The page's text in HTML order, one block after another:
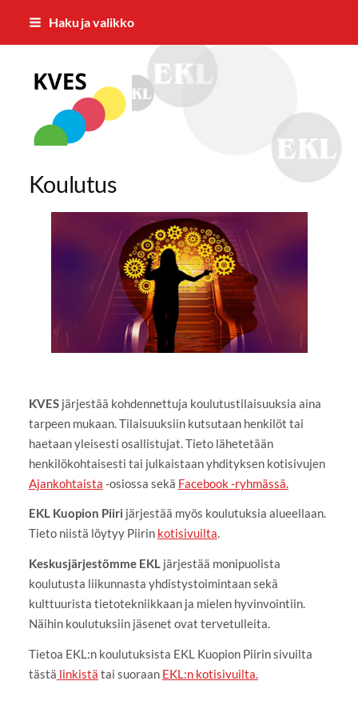
Siirry
Haku ja valikko
Kuopion Varhaiseläkkeensaajat
Koulutus
KVESjärjestää kohdennettuja koulutustilaisuuksia aina
tarpeen mukaan. Tilaisuuksiin kutsutaan henkilöt tai
haetaan yleisesti osallistujat. Tieto lähetetään
henkilökohtaisesti tai julkaistaan yhdityksen kotisivujen
Ajankohtaista -osiossa sekä Facebook -ryhmässä.
EKL Kuopion Piiri järjestää myös koulutuksia alueellaan.
Tieto niistä löytyy Piirin kotisivuilta.
Keskusjärjestömme EKLjärjestää monipuolista
koulutusta liikunnasta yhdistystoimintaan sekä
kulttuurista tietotekniikkaan ja mielen hyvinvointiin.
Näihin koulutuksiin jäsenet ovat tervetulleita.
Tietoa EKL:n koulutuksista EKL Kuopion Piirin sivuilta
tästä linkistä tai suoraan EKL:n kotisivuilta.